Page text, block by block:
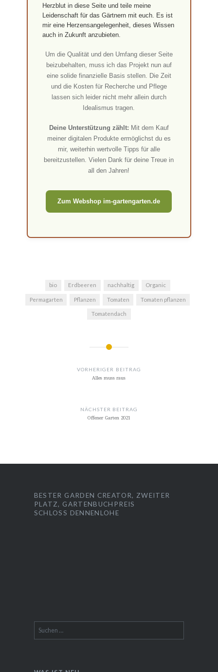
Herzblut in diese Seite und teile meine
Leidenschaft für das Gärtnern mit euch. Es ist
mir eine Herzensangelegenheit, dieses Wissen
auch in Zukunft anzubieten.
Um die Qualität und den Umfang dieser Seite
beizubehalten, muss ich das Projekt nun auf
eine solide finanzielle Basis stellen. Die Zeit
und die Kosten für Recherche und Pflege
lassen sich leider nicht mehr allein durch
Idealismus tragen.
Deine Unterstützung zählt: Mit dem Kauf
meiner digitalen Produkte ermöglichst du es
mir, weiterhin wertvolle Tipps für alle
bereitzustellen. Vielen Dank für deine Treue in
all den Jahren!
Zum Webshop im-gartengarten.de
bio Erdbeeren nachhaltig Organic
Permagarten Pflanzen Tomaten Tomaten pflanzen
Tomatendach
VORHERIGER BEITRAG
Alles muss raus
NÄCHSTER BEITRAG
Offener Garten 2021
BESTER GARDEN CREATOR, ZWEITER
PLATZ, GARTENBUCHPREIS
SCHLOSS DENNENLOHE
nach: